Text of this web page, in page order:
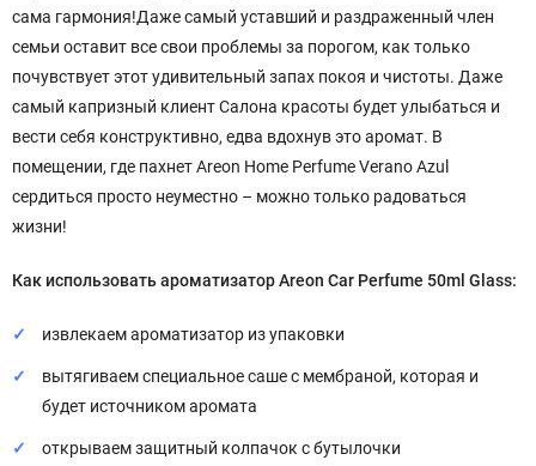
сама гармония!Даже самый уставший и раздраженный член
семьи оставит все свои проблемы за порогом, как только
почувствует этот удивительный запах покоя и чистоты. Даже
самый капризный клиент Салона красоты будет улыбаться и
вести себя конструктивно, едва вдохнув это аромат. В
помещении, где пахнет Areon Home Perfume Verano Azul
сердиться просто неуместно – можно только радоваться
жизни!
Как использоватьароматизатор Areon Car Perfume 50ml Glass:
извлекаем ароматизатор из упаковки
вытягиваем специальное саше с мембраной, которая и
будет источником аромата
открываем защитный колпачок с бутылочки